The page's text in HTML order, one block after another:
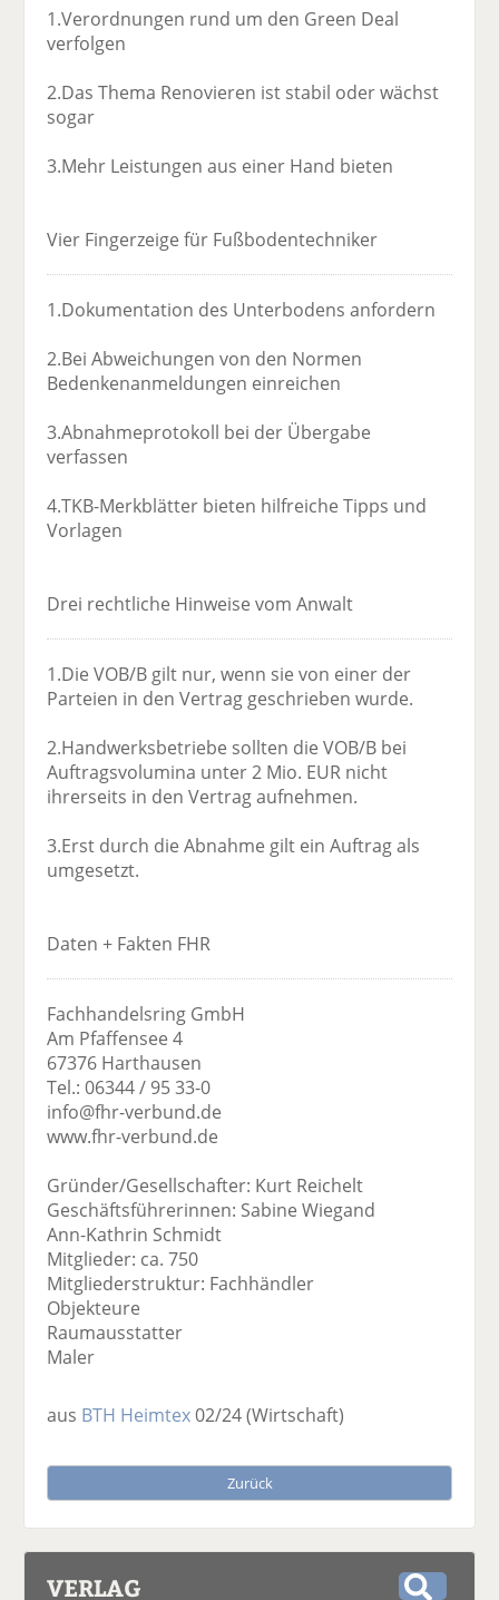
1.Verordnungen rund um den Green Deal
verfolgen
2.Das Thema Renovieren ist stabil oder wächst
sogar
3.Mehr Leistungen aus einer Hand bieten
Vier Fingerzeige für Fußbodentechniker
1.Dokumentation des Unterbodens anfordern
2.Bei Abweichungen von den Normen
Bedenkenanmeldungen einreichen
3.Abnahmeprotokoll bei der Übergabe
verfassen
4.TKB-Merkblätter bieten hilfreiche Tipps und
Vorlagen
Drei rechtliche Hinweise vom Anwalt
1.Die VOB/B gilt nur, wenn sie von einer der
Parteien in den Vertrag geschrieben wurde.
2.Handwerksbetriebe sollten die VOB/B bei
Auftragsvolumina unter 2 Mio. EUR nicht
ihrerseits in den Vertrag aufnehmen.
3.Erst durch die Abnahme gilt ein Auftrag als
umgesetzt.
Daten + Fakten FHR
Fachhandelsring GmbH
Am Pfaffensee 4
67376 Harthausen
Tel.: 06344 / 95 33-0
info@fhr-verbund.de
www.fhr-verbund.de
Gründer/Gesellschafter: Kurt Reichelt
Geschäftsführerinnen: Sabine Wiegand
Ann-Kathrin Schmidt
Mitglieder: ca. 750
Mitgliederstruktur: Fachhändler
Objekteure
Raumausstatter
Maler
aus BTH Heimtex02/24(Wirtschaft)
Zurück
VERLAG